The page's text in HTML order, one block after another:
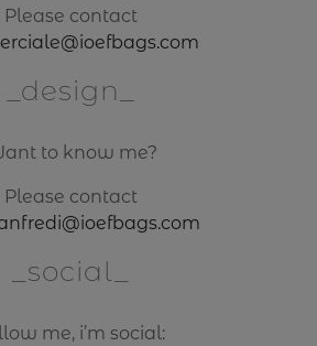
Please contact
design
to know me?
Please contact
social
me, i’m social: